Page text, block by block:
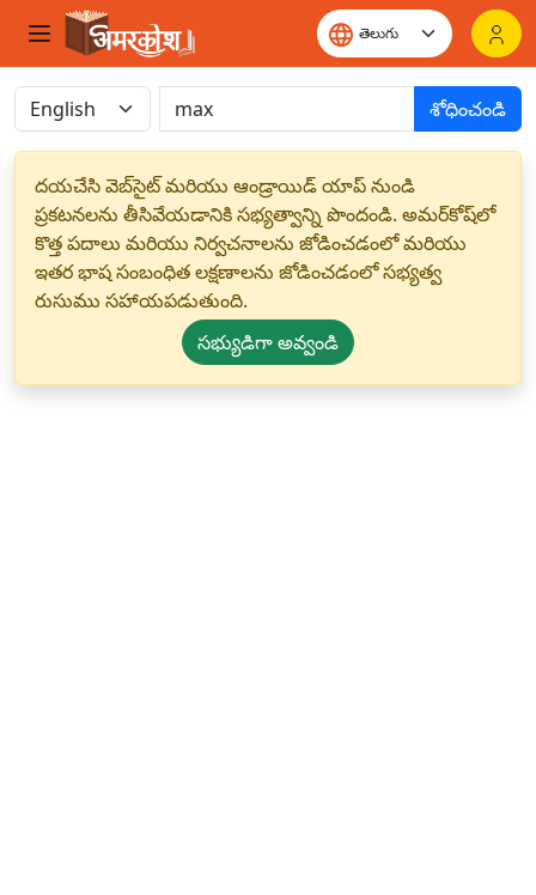
శోధించండి
దయచేసి వెబ్‌సైట్ మరియు ఆండ్రాయిడ్ యాప్ నుండి
ప్రకటనలను తీసివేయడానికి సభ్యత్వాన్ని పొందండి. అమర్‌కోష్‌లో
కొత్త పదాలు మరియు నిర్వచనాలను జోడించడంలో మరియు
ఇతర భాష సంబంధిత లక్షణాలను జోడించడంలో సభ్యత్వ
రుసుము సహాయపడుతుంది.
సభ్యుడిగా అవ్వండి